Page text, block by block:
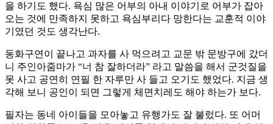
을 하기도 했다. 욕심 많은 어부의 아내 이야기로 어부가 잡아
오는 것에 만족하지 못하고 욕심부리다 망한다는 교훈적 이야
기였던 것도 생각난다.
동화구연이 끝나고 과자를 사 먹으려고 교문 밖 문방구에 갔더
니 주인아줌마가 “너 참 잘하더라” 라고 말씀을 해서 군것질을
못 사고 공연히 연필 한 자루만 사 들고 오기도 했었다. 지금 생
각해 보니 공인이 되면 그렇게 체면치레도 해야 하는가 보다.
필자는 동네 아이들을 모아놓고 유행가도 잘 불렀다. 또 어머